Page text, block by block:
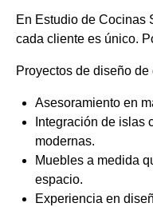
En Estudio de Cocinas
cada cliente es único.
Proyectos de diseño
Asesoramiento en
Integración de islas
modernas.
Muebles a medida
espacio.
Experiencia en